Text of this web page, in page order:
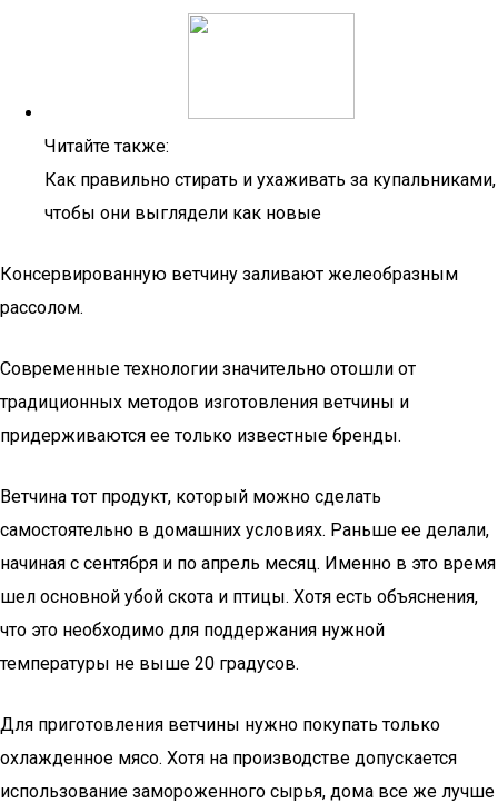
Читайте также:
Как правильно стирать и ухаживать за купальниками,
чтобы они выглядели как новые
Консервированную ветчину заливают желеобразным
рассолом.
Современные технологии значительно отошли от
традиционных методов изготовления ветчины и
придерживаются ее только известные бренды.
Ветчина тот продукт, который можно сделать
самостоятельно в домашних условиях. Раньше ее делали,
начиная с сентября и по апрель месяц. Именно в это время
шел основной убой скота и птицы. Хотя есть объяснения,
что это необходимо для поддержания нужной
температуры не выше 20 градусов.
Для приготовления ветчины нужно покупать только
охлажденное мясо. Хотя на производстве допускается
использование замороженного сырья, дома все же лучше